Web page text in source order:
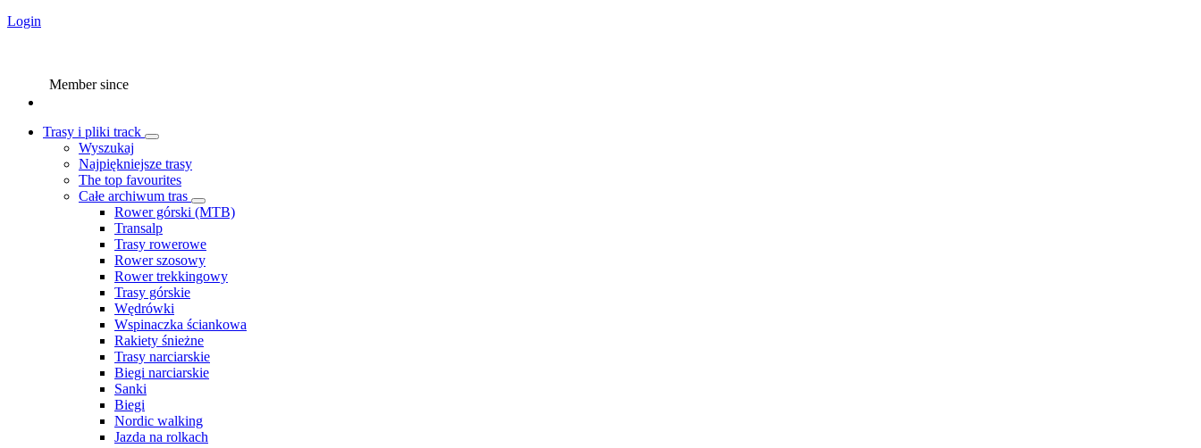
Login
Member since
Trasy i pliki track
Wyszukaj
Najpiękniejsze trasy
The top favourites
Całe archiwum tras
Rower górski (MTB)
Transalp
Trasy rowerowe
Rower szosowy
Rower trekkingowy
Trasy górskie
Wędrówki
Wspinaczka ściankowa
Rakiety śnieżne
Trasy narciarskie
Biegi narciarskie
Sanki
Biegi
Nordic walking
Jazda na rolkach